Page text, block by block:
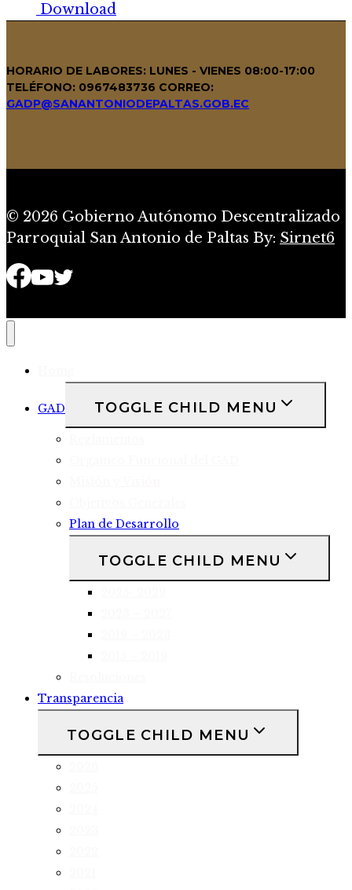
Download
HORARIO DE LABORES: LUNES - VIENES 08:00-17:00
TELÉFONO: 0967483736 CORREO:
GADP@SANANTONIODEPALTAS.GOB.EC
© 2026 Gobierno Autónomo Descentralizado
Parroquial San Antonio de Paltas By: Sirnet6
GAD TOGGLE CHILD MENU
Plan de Desarrollo
TOGGLE CHILD MENU
Transparencia
TOGGLE CHILD MENU